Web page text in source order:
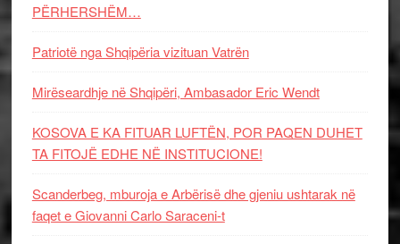
PËRHERSHËM…
Patriotë nga Shqipëria vizituan Vatrën
Mirëseardhje në Shqipëri, Ambasador Eric Wendt
KOSOVA E KA FITUAR LUFTËN, POR PAQEN DUHET
TA FITOJË EDHE NË INSTITUCIONE!
Scanderbeg, mburoja e Arbërisë dhe gjeniu ushtarak në
faqet e Giovanni Carlo Saraceni-t